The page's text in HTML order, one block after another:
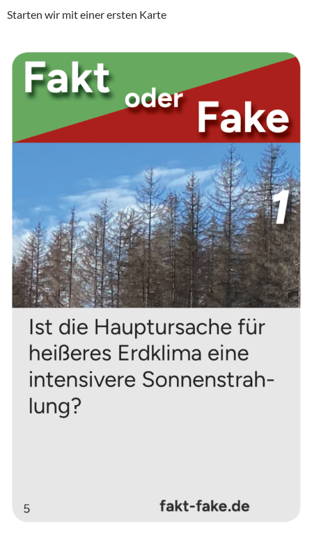
Starten wir mit einer ersten Karte